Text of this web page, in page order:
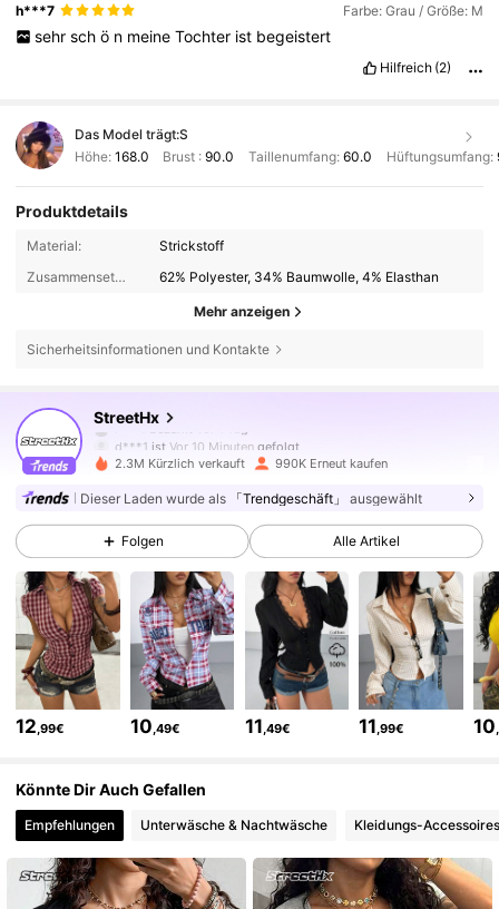
h***7 Farbe: Grau / Größe: M
sehr sch ö n meine Tochter ist begeistert
Hilfreich (2)
Das Model trägt:S
Höhe: 168.0 Brust :90.0 Taillenumfang: 60.0 Hüftungsumfang:
Produktdetails
Material:
Strickstoff
Zusammensetzung:
62% Polyester, 34% Baumwolle, 4% Elasthan
Mehr anzeigen
Sicherheitsinformationen und Kontakte
StreetHx
d***1 ist Vor 10 Minuten gefolgt
4,79 521K Follower
4,79 521K Follower
521K Follower
2.3M Kürzlich verkauft 990K Erneut kaufen
Dieser Laden wurde als 「Trendgeschäft」 ausgewählt
Folgen Alle Artikel
12 ,99€ 10 ,49€ 11 ,49€ 11 ,99€ 10
Könnte Dir Auch Gefallen
Empfehlungen Unterwäsche & Nachtwäsche Kleidungs-Accessoires